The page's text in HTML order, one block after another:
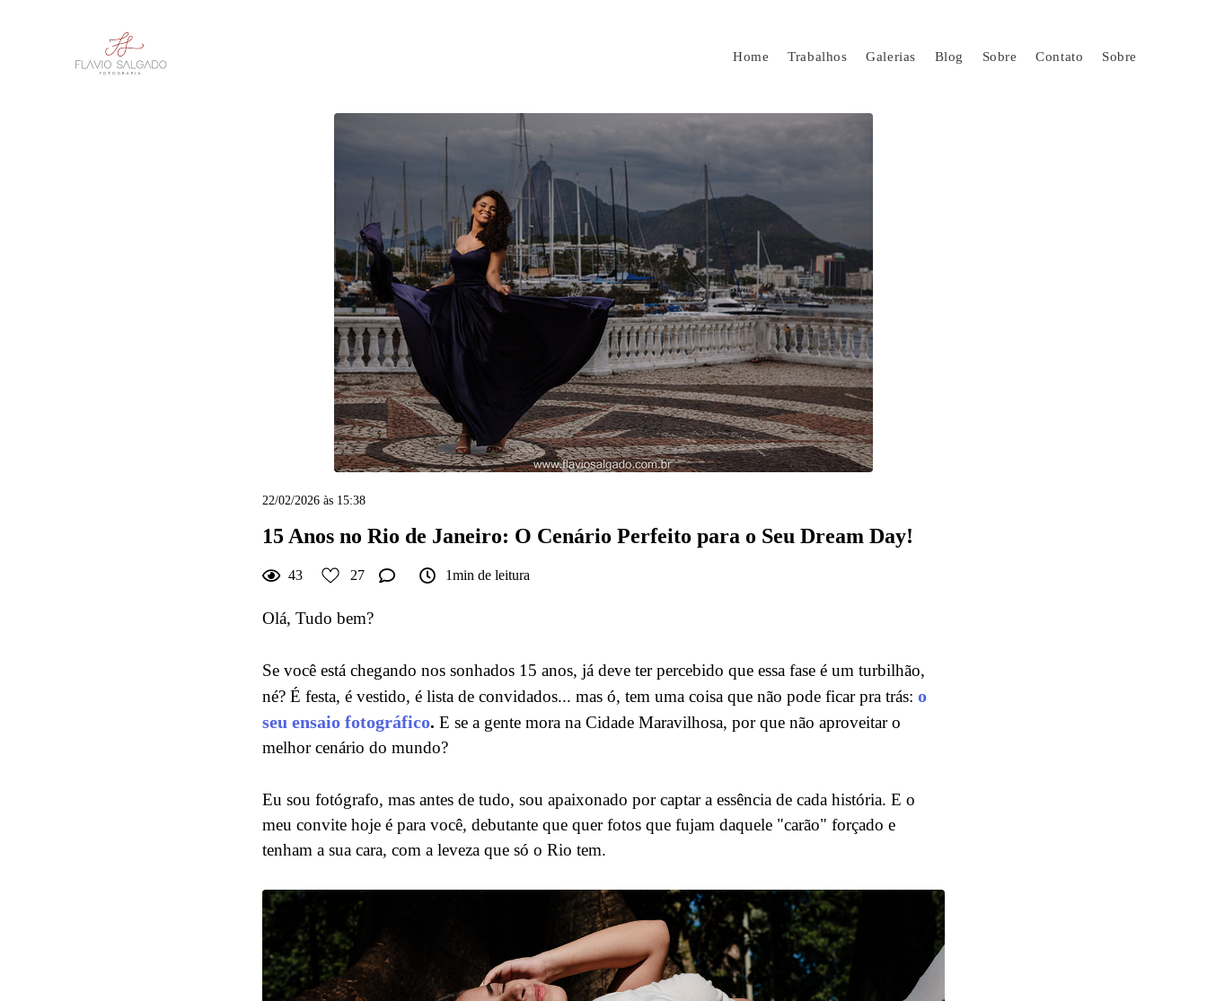
Home Trabalhos Galerias Blog Sobre Contato Sobre
22/02/2026 às 15:38
15 Anos no Rio de Janeiro: O Cenário Perfeito para o Seu Dream Day!
43 27 1min de leitura
Olá, Tudo bem?
Se você está chegando nos sonhados 15 anos, já deve ter percebido que essa fase é um turbilhão,
né? É festa, é vestido, é lista de convidados... mas ó, tem uma coisa que não pode ficar pra trás: o
seu ensaio fotográfico. E se a gente mora na Cidade Maravilhosa, por que não aproveitar o
melhor cenário do mundo?
Eu sou fotógrafo, mas antes de tudo, sou apaixonado por captar a essência de cada história. E o
meu convite hoje é para você, debutante que quer fotos que fujam daquele "carão" forçado e
tenham a sua cara, com a leveza que só o Rio tem.